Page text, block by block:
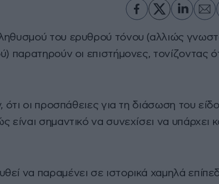
του ερυθρού τόνου (αλλιώς
παρατηρούν οι επιστήμονες, τονίζοντας
ότι οι προσπάθειες για τη διάσωση του
σημαντικό να συνεχίσει να υπάρχει
να παραμένει σε ιστορικά χαμηλά